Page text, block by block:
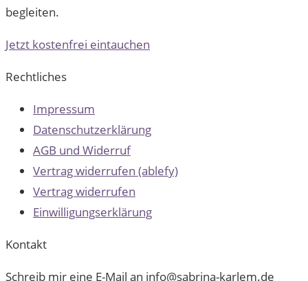
begleiten.
Jetzt kostenfrei eintauchen
Rechtliches
Impressum
Datenschutzerklärung
AGB und Widerruf
Vertrag widerrufen (ablefy)
Vertrag widerrufen
Einwilligungserklärung
Kontakt
Schreib mir eine E-Mail an info@sabrina-karlem.de